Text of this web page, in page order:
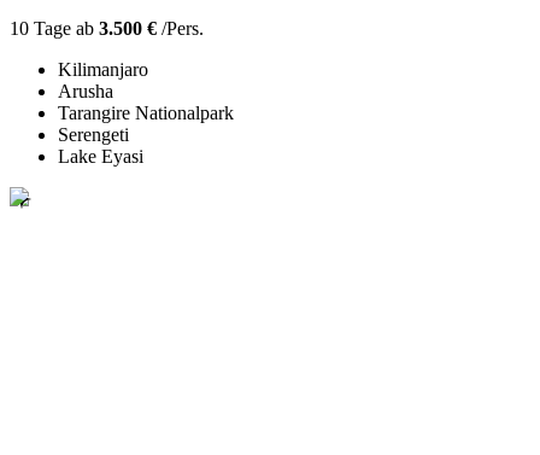
10 Tage ab 3.500 € /Pers.
Kilimanjaro
Arusha
Tarangire Nationalpark
Serengeti
Lake Eyasi